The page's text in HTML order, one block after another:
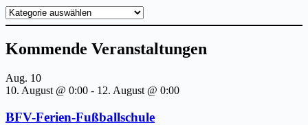
Kategorien
Kommende Veranstaltungen
Aug. 10
10. August @ 0:00 - 12. August @ 0:00
BFV-Ferien-Fußballschule